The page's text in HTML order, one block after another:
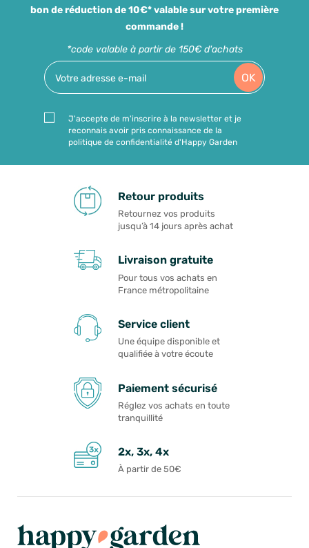
bon de réduction de 10€* valable sur votre première
commande !
*code valable à partir de 150€ d'achats
OK
J'accepte de m'inscrire à la newsletter et je
reconnais avoir pris connaissance de la
politique de confidentialité d'Happy Garden
Retour produits
Retournez vos produits
jusqu’à 14 jours après achat
Livraison gratuite
Pour tous vos achats en
France métropolitaine
Service client
Une équipe disponible et
qualifiée à votre écoute
Paiement sécurisé
Réglez vos achats en toute
tranquillité
2x, 3x, 4x
À partir de 50€